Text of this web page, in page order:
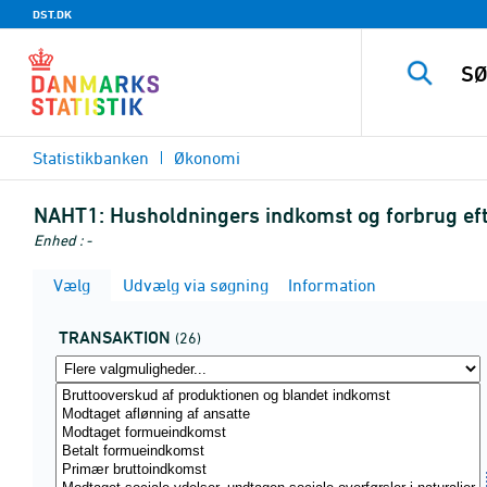
DST.DK
Statistikbanken Økonomi
NAHT1: Husholdningers indkomst og forbrug
Enhed : -
Vælg Udvælg via søgning Information
TRANSAKTION (26)